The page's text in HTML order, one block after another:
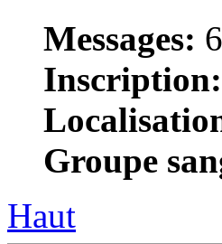
Messages:
Inscription:
Groupe
Haut